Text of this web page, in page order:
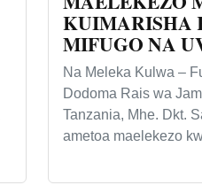
KUIMARISHA
MIFUGO NA
Na Meleka Kulwa –
Dodoma Rais wa
Tanzania, Mhe. Dkt.
ametoa maelekezo